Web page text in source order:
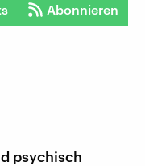
Abonnieren
psychisch